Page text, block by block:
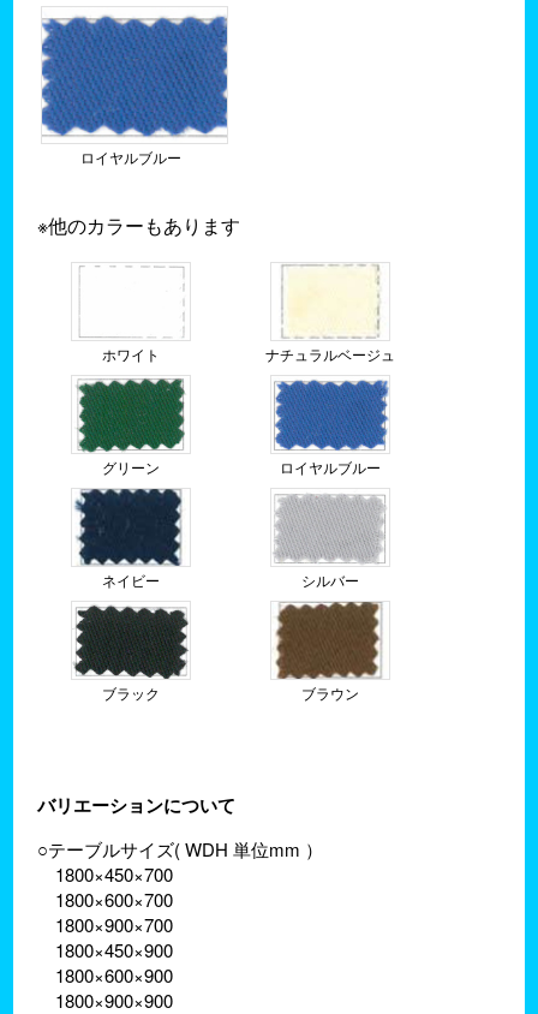
ロイヤルブルー
※他のカラーもあります
ホワイト ナチュラルベージュ
グリーン ロイヤルブルー
ネイビー シルバー
ブラック ブラウン
バリエーションについて
○テーブルサイズ( WDH 単位mm ）
1800×450×700
1800×600×700
1800×900×700
1800×450×900
1800×600×900
1800×900×900